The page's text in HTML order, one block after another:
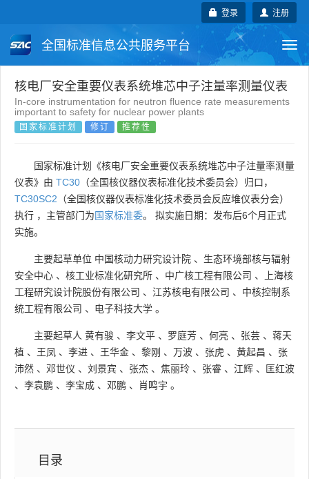
注册
登录
全国标准信息公共服务平台
国家标准 行业标准 地方标准
团体标准 企业标准
核电厂安全重要仪表系统堆芯中子注量率测量仪表
In-core instrumentation for neutron fluence rate measurements
important to safety for nuclear power plants
国家标准计划 修订 推荐性
国家标准计划《核电厂安全重要仪表系统堆芯中子注量率测量
仪表》由 TC30 （全国核仪器仪表标准化技术委员会）归口，
TC30SC2 （全国核仪器仪表标准化技术委员会反应堆仪表分会）
执行 ，主管部门为国家标准委。 拟实施日期：发布后6个月正式
实施。
主要起草单位 中国核动力研究设计院 、 生态环境部核与辐射
安全中心 、 核工业标准化研究所 、 中广核工程有限公司 、
上海核
工程研究设计院股份有限公司 、 江苏核电有限公司 、 中核控制系
统工程有限公司 、 电子科技大学 。
主要起草人 黄有骏 、 李文平 、 罗庭芳 、 何亮 、 张芸 、 蒋天
植 、 王凤 、 李进 、 王华金 、 黎刚 、 万波 、 张虎 、 黄起昌 、 张
沛然 、 邓世仪 、 刘景宾 、 张杰 、 焦丽玲 、 张睿 、 江辉 、
匡红波
、 李袁鹏 、 李宝成 、 邓鹏 、 肖鸣宇 。
目录